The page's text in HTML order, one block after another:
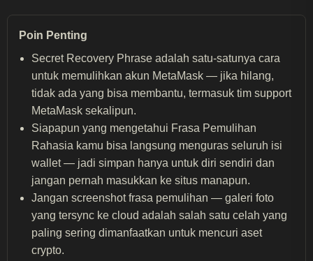
Poin Penting
Secret Recovery Phrase adalah satu-satunya cara
untuk memulihkan akun MetaMask — jika hilang,
tidak ada yang bisa membantu, termasuk tim support
MetaMask sekalipun.
Siapapun yang mengetahui Frasa Pemulihan
Rahasia kamu bisa langsung menguras seluruh isi
wallet — jadi simpan hanya untuk diri sendiri dan
jangan pernah masukkan ke situs manapun.
Jangan screenshot frasa pemulihan — galeri foto
yang tersync ke cloud adalah salah satu celah yang
paling sering dimanfaatkan untuk mencuri aset
crypto.